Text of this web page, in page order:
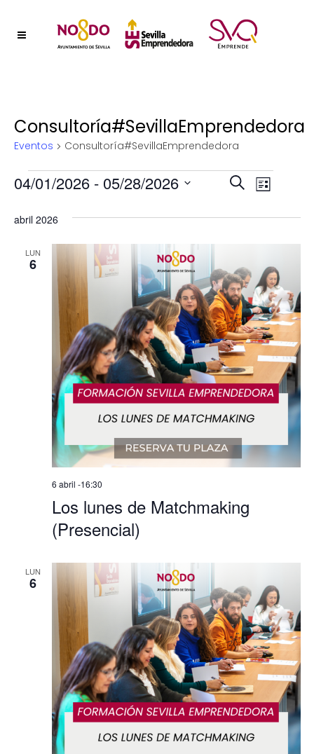
Consultoría#SevillaEmprendedora
Eventos Consultoría#SevillaEmprendedora
Eventos
de
y
vistas
de
Buscar
Lista
04/01/2026 - 05/28/2026
la
abril 2026
LUN
6
Los lunes de Matchmaking
(Presencial)
6 abril -16:30
LUN
6